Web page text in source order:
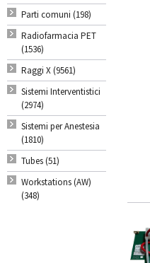
Parti comuni (198)
Radiofarmacia PET
(1536)
Raggi X (9561)
Sistemi Interventistici
(2974)
Sistemi per Anestesia
(1810)
Tubes (51)
Workstations (AW)
(348)